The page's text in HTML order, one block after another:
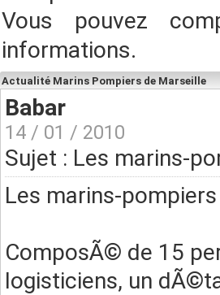
Vous pouvez
informations.
Actualité Marins Pompiers de Marseille
Babar
14 / 01 / 2010
Sujet : Les marins-
Les marins-
ComposÃ© de 15
logisticiens, un